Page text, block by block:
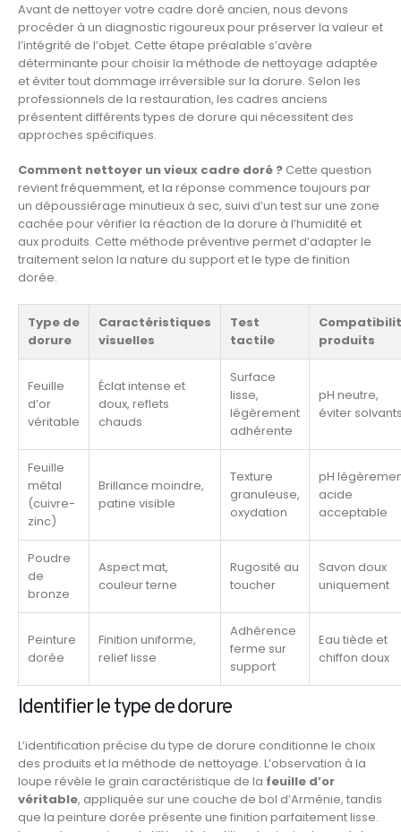
Avant de nettoyer votre cadre doré ancien, nous devons
procéder à un diagnostic rigoureux pour préserver la valeur et
l’intégrité de l’objet. Cette étape préalable s’avère
déterminante pour choisir la méthode de nettoyage adaptée
et éviter tout dommage irréversible sur la dorure. Selon les
professionnels de la restauration, les cadres anciens
présentent différents types de dorure qui nécessitent des
approches spécifiques.
Comment nettoyer un vieux cadre doré ? Cette question
revient fréquemment, et la réponse commence toujours par
un dépoussiérage minutieux à sec, suivi d’un test sur une zone
cachée pour vérifier la réaction de la dorure à l’humidité et
aux produits. Cette méthode préventive permet d’adapter le
traitement selon la nature du support et le type de finition
dorée.
Type de
dorure
Caractéristiques
visuelles
Test
tactile
produits
Feuille
d’or
véritable
Éclat intense et
doux, reflets
chauds
Surface
lisse,
légèrement
adhérente
pH neutre,
éviter
Feuille
métal
(cuivre-
zinc)
Brillance moindre,
patine visible
Texture
granuleuse,
oxydation
pH
acide
acceptable
Poudre
de
bronze
Aspect mat,
couleur terne
Rugosité au
toucher
Savon doux
uniquement
Peinture
dorée
Finition uniforme,
relief lisse
Adhérence
ferme sur
support
Eau tiède et
chiffon doux
Identifier le type de dorure
L’identification précise du type de dorure conditionne le choix
des produits et la méthode de nettoyage. L’observation à la
loupe révèle le grain caractéristique de la feuille d’or
véritable, appliquée sur une couche de bol d’Arménie, tandis
que la peinture dorée présente une finition parfaitement lisse.